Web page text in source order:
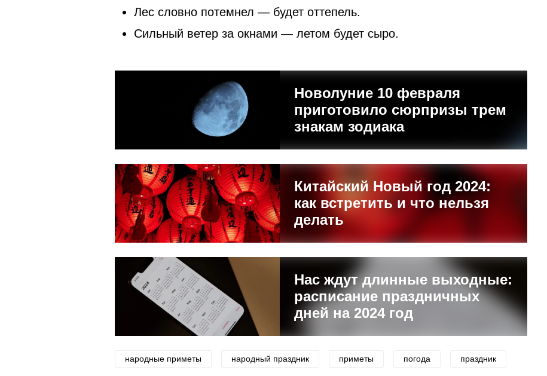
Лес словно потемнел — будет оттепель.
Сильный ветер за окнами — летом будет сыро.
Новолуние 10 февраля
приготовило сюрпризы трем
знакам зодиака
Китайский Новый год 2024:
как встретить и что нельзя
делать
Нас ждут длинные выходные:
расписание праздничных
дней на 2024 год
народные приметы народный праздник приметы погода праздник